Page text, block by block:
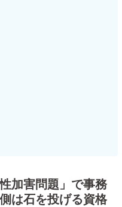
加害問題」で事務
は石を投げる資格